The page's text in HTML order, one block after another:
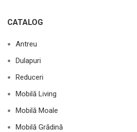
CATALOG
Antreu
Dulapuri
Reduceri
Mobilă Living
Mobilă Moale
Mobilă Grădină